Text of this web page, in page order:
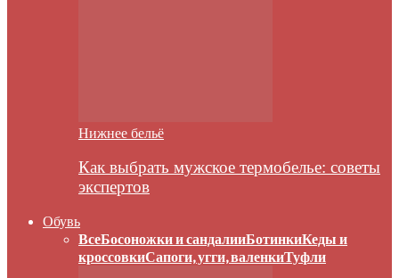
Нижнее бельё
Как выбрать мужское термобелье: советы
экспертов
Обувь
ВсеБосоножки и сандалииБотинкиКеды и
кроссовкиСапоги, угги, валенкиТуфли